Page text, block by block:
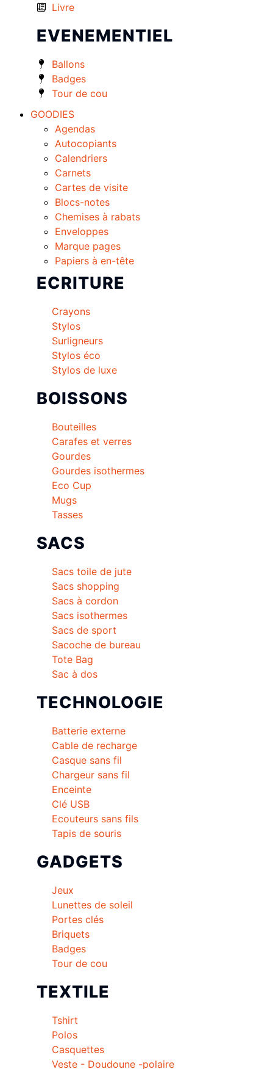
Livre
EVENEMENTIEL
Ballons
Badges
Tour de cou
GOODIES
Agendas
Autocopiants
Calendriers
Carnets
Cartes de visite
Blocs-notes
Chemises à rabats
Enveloppes
Marque pages
Papiers à en-tête
ECRITURE
Crayons
Stylos
Surligneurs
Stylos éco
Stylos de luxe
BOISSONS
Bouteilles
Carafes et verres
Gourdes
Gourdes isothermes
Eco Cup
Mugs
Tasses
SACS
Sacs toile de jute
Sacs shopping
Sacs à cordon
Sacs isothermes
Sacs de sport
Sacoche de bureau
Tote Bag
Sac à dos
TECHNOLOGIE
Batterie externe
Cable de recharge
Casque sans fil
Chargeur sans fil
Enceinte
Clé USB
Ecouteurs sans fils
Tapis de souris
GADGETS
Jeux
Lunettes de soleil
Portes clés
Briquets
Badges
Tour de cou
TEXTILE
Tshirt
Polos
Casquettes
Veste - Doudoune -polaire